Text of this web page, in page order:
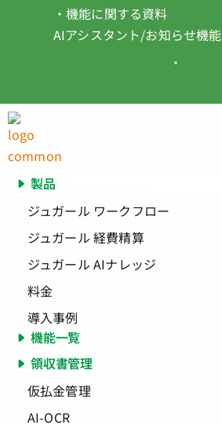
・機能に関する資料
AIアシスタント/お知らせ機能
製品
ジュガール ワークフロー
ジュガール 経費精算
ジュガール AIナレッジ
料金
導入事例
機能一覧
領収書管理
仮払金管理
AI-OCR